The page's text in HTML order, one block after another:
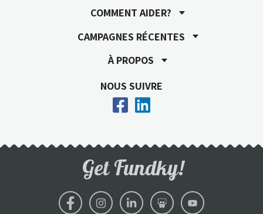
COMMENT AIDER?
CAMPAGNES RÉCENTES
À PROPOS
NOUS SUIVRE
Get Fundky!